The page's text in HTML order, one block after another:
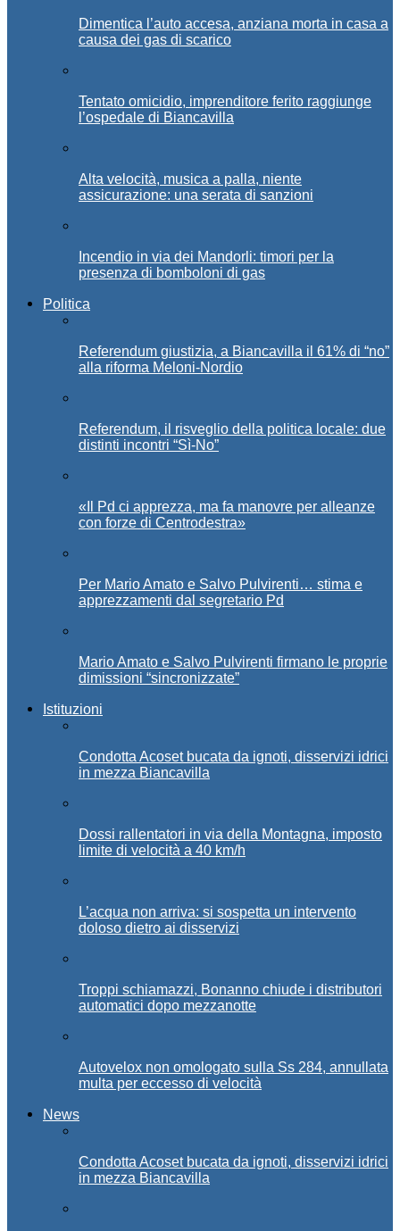
Dimentica l’auto accesa, anziana morta in casa a
causa dei gas di scarico
Tentato omicidio, imprenditore ferito raggiunge
l’ospedale di Biancavilla
Alta velocità, musica a palla, niente
assicurazione: una serata di sanzioni
Incendio in via dei Mandorli: timori per la
presenza di bomboloni di gas
Politica
Referendum giustizia, a Biancavilla il 61% di “no”
alla riforma Meloni-Nordio
Referendum, il risveglio della politica locale: due
distinti incontri “Sì-No”
«Il Pd ci apprezza, ma fa manovre per alleanze
con forze di Centrodestra»
Per Mario Amato e Salvo Pulvirenti… stima e
apprezzamenti dal segretario Pd
Mario Amato e Salvo Pulvirenti firmano le proprie
dimissioni “sincronizzate”
Istituzioni
Condotta Acoset bucata da ignoti, disservizi idrici
in mezza Biancavilla
Dossi rallentatori in via della Montagna, imposto
limite di velocità a 40 km/h
L’acqua non arriva: si sospetta un intervento
doloso dietro ai disservizi
Troppi schiamazzi, Bonanno chiude i distributori
automatici dopo mezzanotte
Autovelox non omologato sulla Ss 284, annullata
multa per eccesso di velocità
News
Condotta Acoset bucata da ignoti, disservizi idrici
in mezza Biancavilla